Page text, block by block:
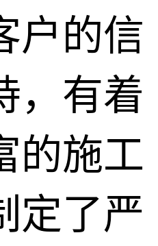
户的信
，有着
的施工
定了严